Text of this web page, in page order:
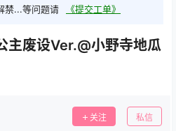
禁...等问题请
《提交工单》
主废设Ver.@小野寺地瓜
关注 私信